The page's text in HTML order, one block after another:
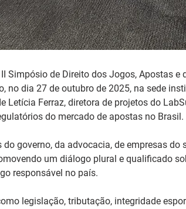
Simpósio de Direito dos Jogos, Apostas e
no dia 27 de outubro de 2025, na sede
Letícia Ferraz, diretora de projetos do
do mercado de apostas no Brasil.
do governo, da advocacia, de empresas do
um diálogo plural e qualificado
responsável no país.
legislação, tributação, integridade